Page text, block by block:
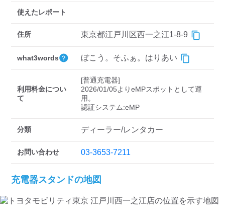
車種
検索する
使えたレポート
住所 東京都江戸川区西一之江1-8-9
what3words ぼこう。そふぁ。はりあい
利用料金につい
て
[普通充電器]
2026/01/05よりeMPスポットとして運
用。
分類 ディーラー/レンタカー
お問い合わせ 03-3653-7211
充電器スタンドの地図